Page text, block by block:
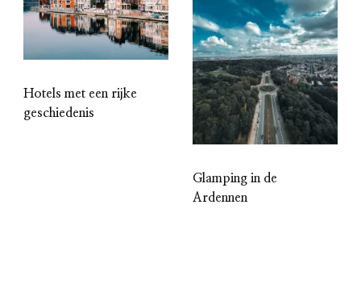
Hotels met een rijke
geschiedenis
Glamping in de
Ardennen